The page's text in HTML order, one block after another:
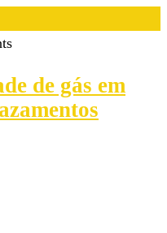
de gás em